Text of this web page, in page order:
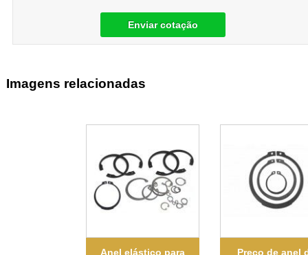
Enviar cotação
Imagens relacionadas
Anel elástico para
Preço de anel